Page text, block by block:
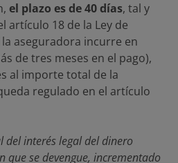
el plazo es de 40 días, tal y
artículo 18 de la Ley de
aseguradora incurre en
de tres meses en el pago),
al importe total de la
regulado en el artículo
del interés legal del dinero
que se devengue, incrementado